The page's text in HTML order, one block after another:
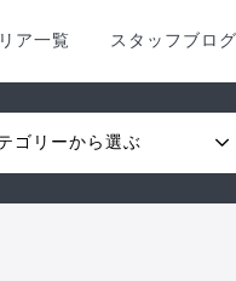
ア一覧 スタッフブログ
ゴリーから選ぶ